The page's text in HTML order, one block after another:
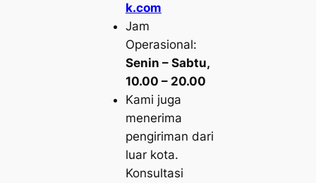
k.com
Jam
Operasional:
Senin – Sabtu,
10.00 – 20.00
Kami juga
menerima
pengiriman dari
luar kota.
Konsultasi